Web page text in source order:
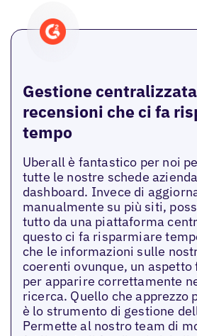
Gestione
recensioni che ci fa
tempo
Uberall è fantastico per noi
tutte le nostre schede
dashboard. Invece di
manualmente su più siti,
tutto da una piattaforma
questo ci fa risparmiare
che le informazioni sulle
coerenti ovunque, un aspetto
per apparire correttamente
ricerca. Quello che apprezzo
è lo strumento di gestione
Permette al nostro team di